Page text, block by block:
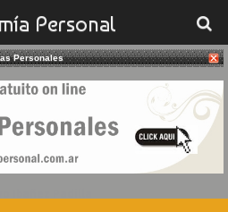
Personal
10/06/2017
Con
Personales